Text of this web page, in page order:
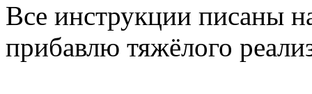
Все инструкции писаны
прибавлю тяжёлого